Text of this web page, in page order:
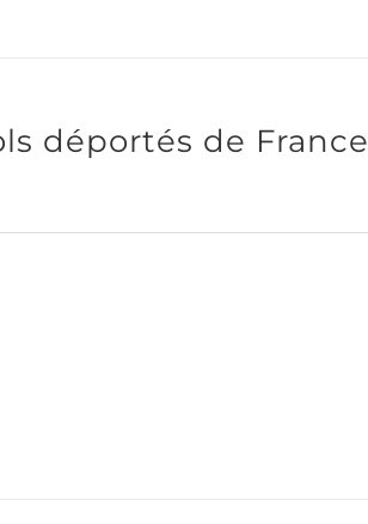
déportés de France